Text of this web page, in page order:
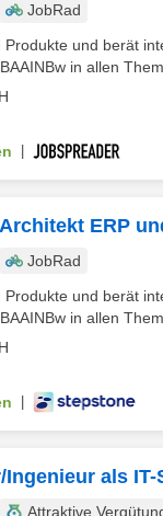
JobRad
Produkte und berät
in allen
ERP
JobRad
Produkte und berät
in allen
Ingenieur als
Attraktive